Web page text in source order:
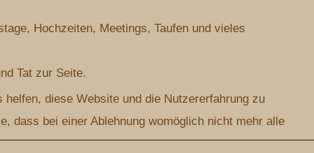
Hochzeiten, Meetings, Taufen und vieles
Tat zur Seite.
diese Website und die Nutzererfahrung zu
dass bei einer Ablehnung womöglich nicht mehr alle